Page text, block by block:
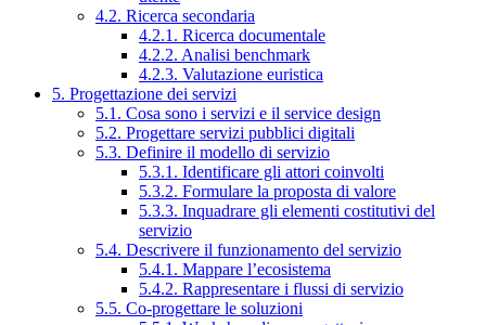
4.2. Ricerca secondaria
4.2.1. Ricerca documentale
4.2.2. Analisi benchmark
4.2.3. Valutazione euristica
5. Progettazione dei servizi
5.1. Cosa sono i servizi e il service design
5.2. Progettare servizi pubblici digitali
5.3. Definire il modello di servizio
5.3.1. Identificare gli attori coinvolti
5.3.2. Formulare la proposta di valore
5.3.3. Inquadrare gli elementi costitutivi del
servizio
5.4. Descrivere il funzionamento del servizio
5.4.1. Mappare l’ecosistema
5.4.2. Rappresentare i flussi di servizio
5.5. Co-progettare le soluzioni